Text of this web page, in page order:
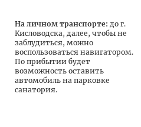
На личном транспорте: до г.
Кисловодска, далее, чтобы не
заблудиться, можно
воспользоваться навигатором.
По прибытии будет
возможность оставить
автомобиль на парковке
санатория.